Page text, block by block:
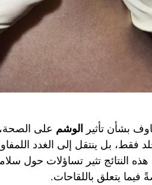
بشأن تأثير الوشم على
فقط، بل ينتقل إلى الغدد
النتائج تثير تساؤلات حول
فيما يتعلق باللقاحات.